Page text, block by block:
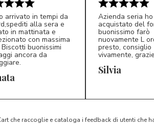
arrivato in tempi da
alla sera e
in mattinata e
con massima
buonissimi
ancora da
S*
Azienda seria ho
acquistato del
buonissimo farò
nuovamente L
presto, consiglio
vivamente,
Silvia
che raccoglie e cataloga i feedback di utenti che